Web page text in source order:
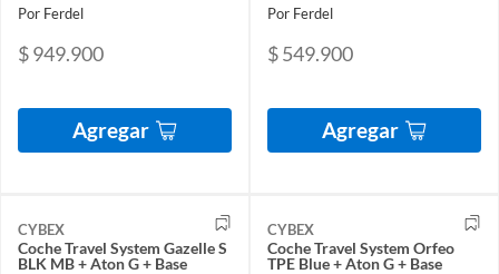
Por Ferdel
$ 949.900
Agregar
Por Ferdel
$ 549.900
Agregar
CYBEX
Coche Travel System Gazelle S
BLK MB + Aton G + Base
CYBEX
Coche Travel System Orfeo
TPE Blue + Aton G + Base